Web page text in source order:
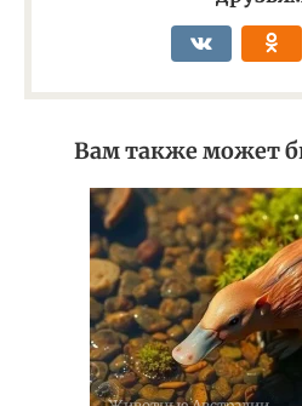
Вам также может